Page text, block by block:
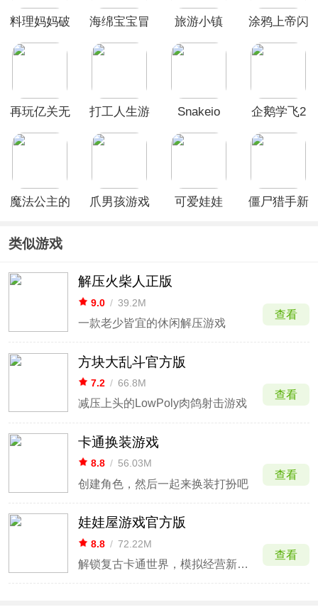
料理妈妈破
海绵宝宝冒
旅游小镇
涂鸦上帝闪
(Doodle
再玩亿关无
打工人生游
Snakeio
企鹅学飞2
魔法公主的
戏
爪男孩游戏 可爱娃娃
僵尸猎手新
类似游戏
解压火柴人正版
9.0 / 39.2M
一款老少皆宜的休闲解压游戏
查看
方块大乱斗官方版
7.2 / 66.8M
减压上头的LowPoly肉鸽射击游戏
查看
卡通换装游戏
8.8 / 56.03M
创建角色，然后一起来换装打扮吧
查看
娃娃屋游戏官方版
8.8 / 72.22M
解锁复古卡通世界，模拟经营新体验
查看